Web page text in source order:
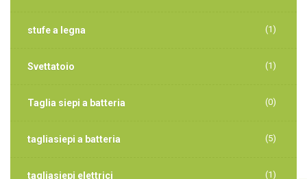
stufe a legna (1)
Svettatoio (1)
Taglia siepi a batteria (0)
tagliasiepi a batteria (5)
tagliasiepi elettrici (1)